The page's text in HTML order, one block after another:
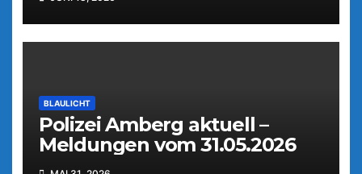
BLAULICHT
Polizei Amberg aktuell –
Meldungen vom 31.05.2026